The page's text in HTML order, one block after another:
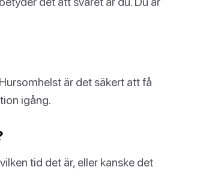
är det säkert att få
igång.
tid det är, eller kanske det